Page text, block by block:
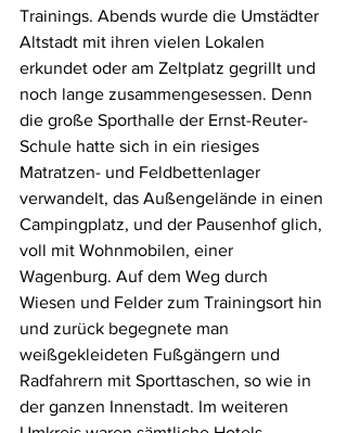
Trainings. Abends wurde die Umstädter
Altstadt mit ihren vielen Lokalen
erkundet oder am Zeltplatz gegrillt und
noch lange zusammengesessen. Denn
die große Sporthalle der Ernst-Reuter-
Schule hatte sich in ein riesiges
Matratzen- und Feldbettenlager
verwandelt, das Außengelände in einen
Campingplatz, und der Pausenhof glich,
voll mit Wohnmobilen, einer
Wagenburg. Auf dem Weg durch
Wiesen und Felder zum Trainingsort hin
und zurück begegnete man
weißgekleideten Fußgängern und
Radfahrern mit Sporttaschen, so wie in
der ganzen Innenstadt. Im weiteren